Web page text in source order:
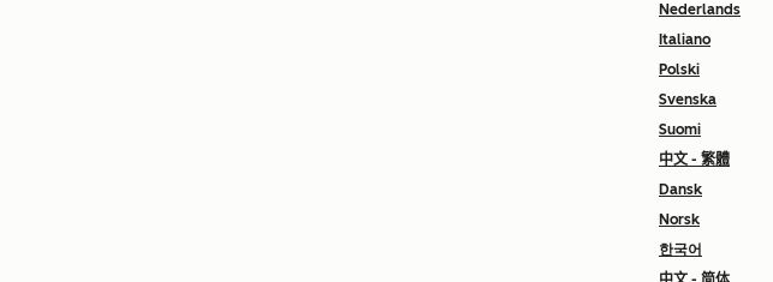
Nederlands
Italiano
Polski
Svenska
Suomi
中文 - 繁體
Dansk
Norsk
한국어